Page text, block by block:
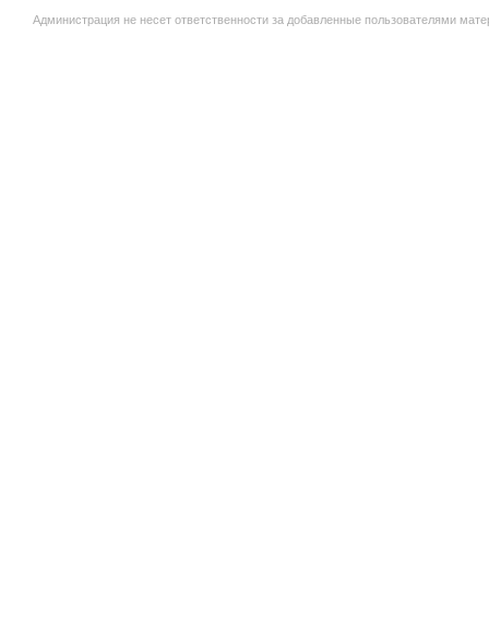
Администрация не несет ответственности за добавленные пользователями